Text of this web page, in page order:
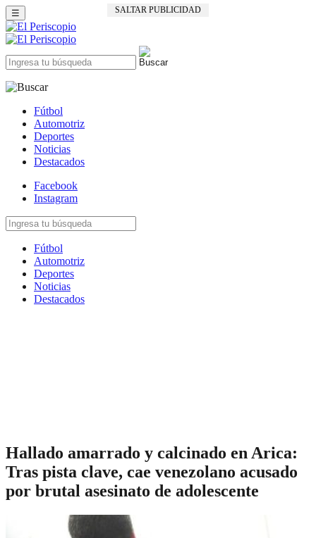
SALTAR PUBLICIDAD
☰
Fútbol
Automotriz
Deportes
Noticias
Destacados
Facebook
Instagram
Fútbol
Automotriz
Deportes
Noticias
Destacados
Hallado amarrado y calcinado en Arica:
Tras pista clave, cae venezolano acusado
por brutal asesinato de adolescente